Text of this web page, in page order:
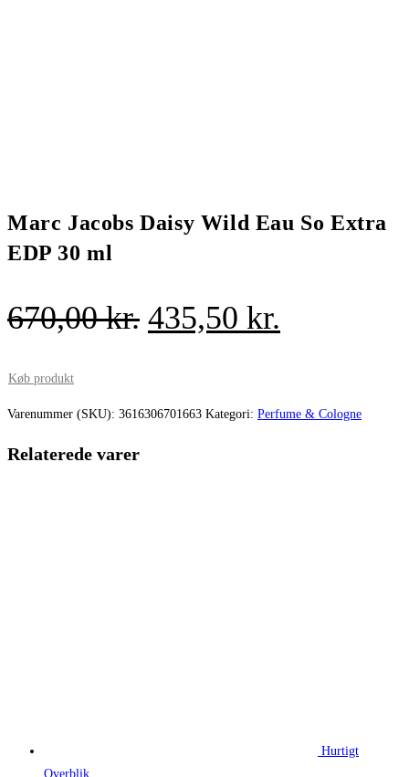
Marc Jacobs Daisy Wild Eau So Extra
EDP 30 ml
670,00kr. Den
var:
435,50 kr.
er:
Køb produkt
Varenummer (SKU): 3616306701663 Kategori: Perfume & Cologne
Relaterede varer
Hurtigt
Overblik